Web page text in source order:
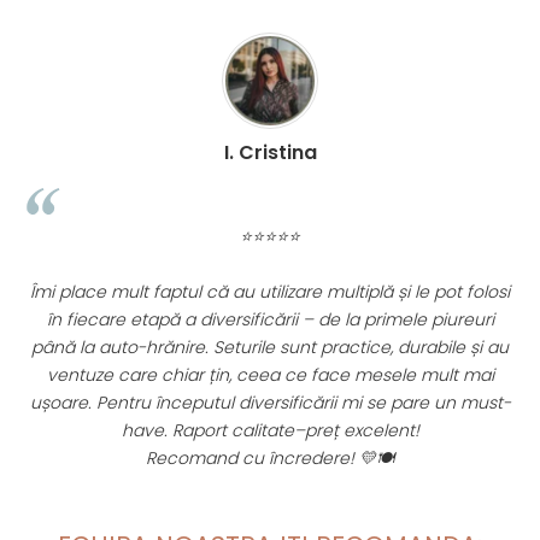
S (Flux lent, 0-3 luni)
Fierbere în apă / Abur
Fierbere / Microunde / Abur
Fără BPA, Fără 6P, Certificat US FDA
Pentru o igienă impecabilă, recomandăm sterilizarea
biberonului înainte de prima utilizare și după fiecare
folosire. Materialul PPSU își păstrează transparența și
calitățile chiar și după sute de cicluri de sterilizare!
I. Cristina
⭐⭐⭐⭐⭐
Îmi place mult faptul că au utilizare multiplă și le pot folosi
în fiecare etapă a diversificării – de la primele piureuri
până la auto-hrănire. Seturile sunt practice, durabile și au
ventuze care chiar țin, ceea ce face mesele mult mai
ușoare. Pentru începutul diversificării mi se pare un must-
have. Raport calitate–preț excelent!
Recomand cu încredere! 💛🍽️